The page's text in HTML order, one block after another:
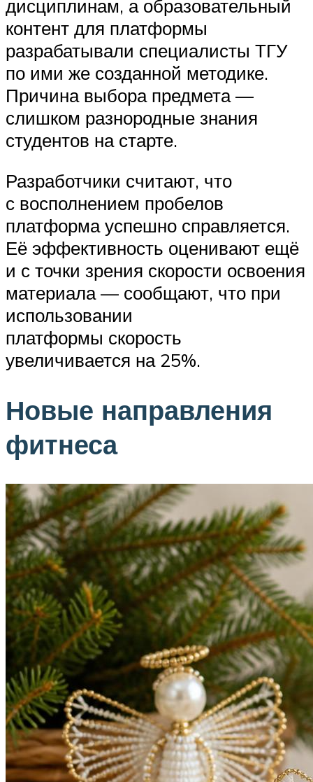
дисциплинам, а образовательный
контент для платформы
разрабатывали специалисты ТГУ
по ими же созданной методике.
Причина выбора предмета —
слишком разнородные знания
студентов на старте.
Разработчики считают, что
с восполнением пробелов
платформа успешно справляется.
Её эффективность оценивают ещё
и с точки зрения скорости освоения
материала — сообщают, что при
использовании
платформы скорость
увеличивается на 25%.
Новые направления
фитнеса